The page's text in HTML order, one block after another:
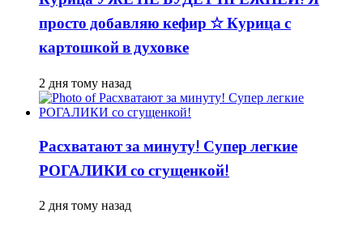
просто добавляю кефир ☆ Курица с
картошкой в духовке
2 дня тому назад
Расхватают за минуту! Супер легкие
РОГАЛИКИ со сгущенкой!
2 дня тому назад